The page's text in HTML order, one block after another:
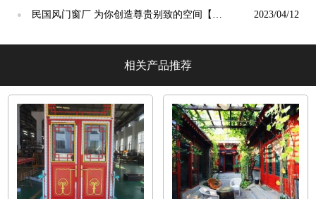
光】
●
民国风门窗厂 为你创造尊贵别致的空间【冠
2023/04/12
相关产品推荐